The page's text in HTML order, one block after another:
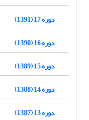
دوره 17 (1391)
دوره 16 (1390)
دوره 15 (1389)
دوره 14 (1388)
دوره 13 (1387)